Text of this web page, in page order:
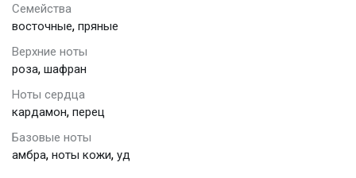
Семейства
восточные, пряные
Верхние ноты
роза, шафран
Ноты сердца
кардамон, перец
Базовые ноты
амбра, ноты кожи, уд